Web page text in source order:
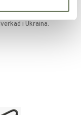
Unravel
"Loops"
i Ukraina.